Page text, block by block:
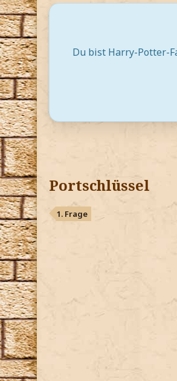
Du bist Harry-Potter-
Portschlüssel
1. Frage